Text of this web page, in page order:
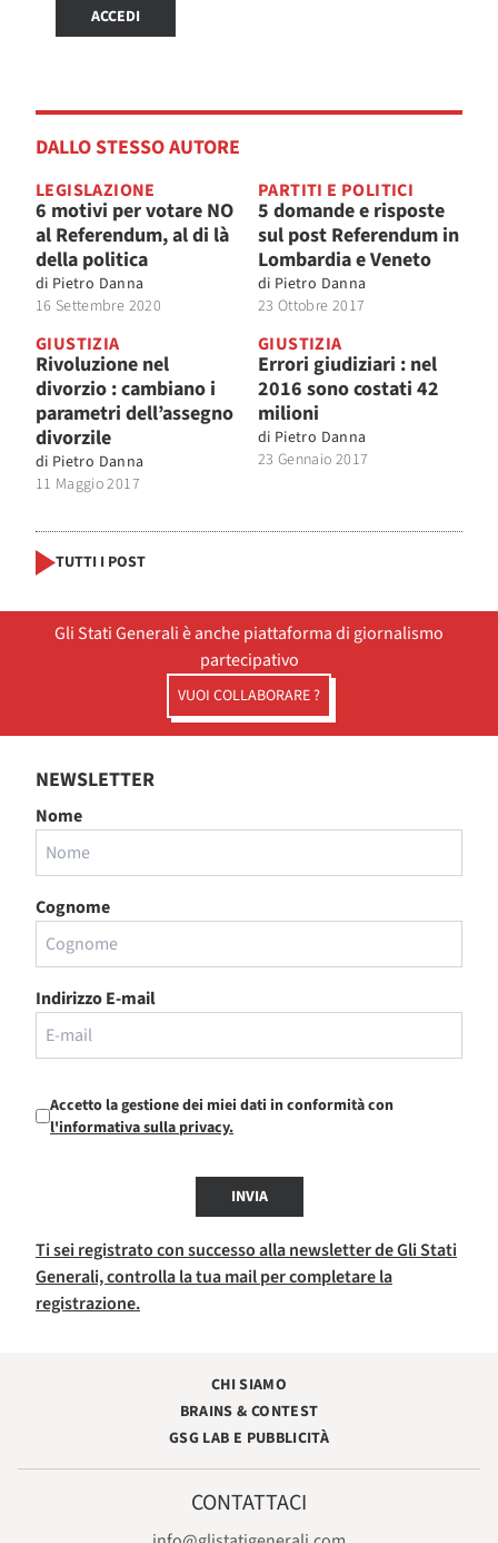
ACCEDI
DALLO STESSO AUTORE
LEGISLAZIONE
6 motivi per votare NO
al Referendum, al di là
della politica
di Pietro Danna
16 Settembre 2020
PARTITI E POLITICI
5 domande e risposte
sul post Referendum in
Lombardia e Veneto
di Pietro Danna
23 Ottobre 2017
GIUSTIZIA
Rivoluzione nel
divorzio : cambiano i
parametri dell’assegno
divorzile
di Pietro Danna
11 Maggio 2017
GIUSTIZIA
Errori giudiziari : nel
2016 sono costati 42
milioni
di Pietro Danna
23 Gennaio 2017
TUTTI I POST
Gli Stati Generali è anche piattaforma di giornalismo
partecipativo
VUOI COLLABORARE ?
NEWSLETTER
Nome
Cognome
Indirizzo E-mail
Accetto la gestione dei miei dati in conformità con
l'informativa sulla privacy.
INVIA
Ti sei registrato con successo alla newsletter de Gli Stati
Generali, controlla la tua mail per completare la
registrazione.
CHI SIAMO
BRAINS & CONTEST
GSG LAB E PUBBLICITÀ
CONTATTACI